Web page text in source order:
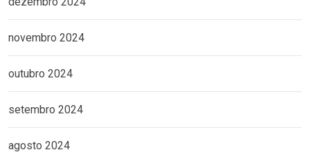
novembro 2024
outubro 2024
setembro 2024
agosto 2024